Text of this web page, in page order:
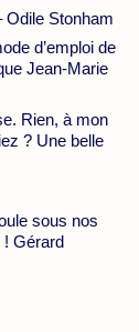
Odile Stonham
d’emploi de
Jean-Marie
Rien, à mon
? Une belle
sous nos
! Gérard